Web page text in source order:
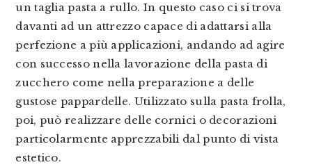
un taglia pasta a rullo. In questo caso ci si trova
davanti ad un attrezzo capace di adattarsi alla
perfezione a più applicazioni, andando ad agire
con successo nella lavorazione della pasta di
zucchero come nella preparazione a delle
gustose pappardelle. Utilizzato sulla pasta frolla,
poi, può realizzare delle cornici o decorazioni
particolarmente apprezzabili dal punto di vista
estetico.